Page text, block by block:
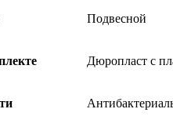
Подвесной
Дюропласт с